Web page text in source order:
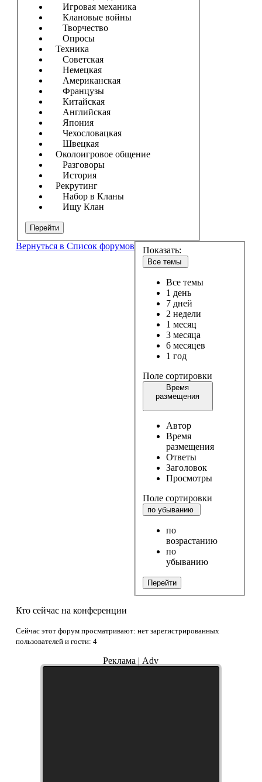
Игровая механика
Клановые войны
Творчество
Опросы
Техника
Советская
Немецкая
Американская
Французы
Китайская
Английская
Япония
Чехословацкая
Швецкая
Околоигровое общение
Разговоры
История
Рекрутинг
Набор в Кланы
Ищу Клан
Перейти
Вернуться в Список форумов Показать:
Все темы
Все темы
1 день
7 дней
2 недели
1 месяц
3 месяца
6 месяцев
1 год
Поле сортировки
Время
размещения
Автор
Время
размещения
Ответы
Заголовок
Просмотры
Поле сортировки
по убыванию
по
возрастанию
по
убыванию
Перейти
Кто сейчас на конференции
Сейчас этот форум просматривают: нет зарегистрированных
пользователей и гости: 4
Реклама | Adv